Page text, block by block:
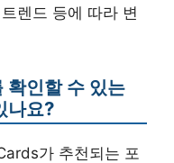
렌드 등에 따라 변
확인할 수 있는
나요?
가 추천되는 포